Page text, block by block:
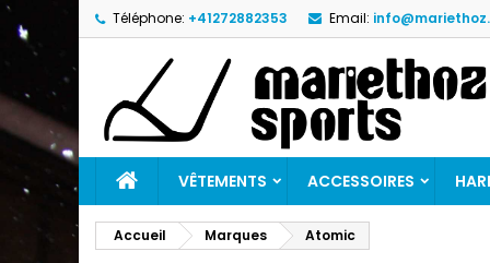
Téléphone: +41272882353 Email:
VÊTEMENTS ACCESSOIRES
Accueil Marques Atomic